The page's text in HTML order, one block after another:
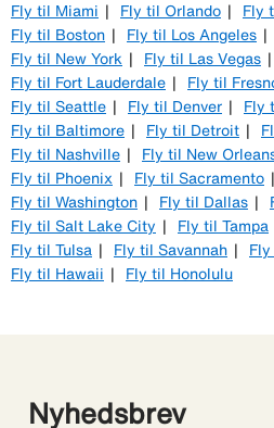
Fly til Miami Fly til Orlando
Fly
Fly til Boston
Fly til Los Angeles
Fly til New York
Fly til Las Vegas
Fly til Fort Lauderdale
Fly til
Fly til Seattle
Fly til Denver Fly
Fly til Baltimore
Fly til Detroit
Fly til Nashville
Fly til New
Fly til Phoenix
Fly til Sacramento
Fly til Washington
Fly til Dallas
Fly til Salt Lake City
Fly til Tampa
Fly til Tulsa
Fly til Savannah
Fly til Hawaii
Fly til Honolulu
Nyhedsbrev